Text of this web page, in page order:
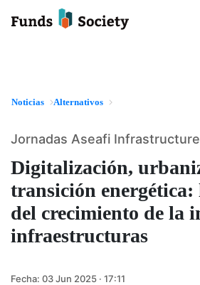
Noticias Alternativos
Digitalización,
transición energética:
del crecimiento de la
infraestructuras
Jornadas Aseafi
Fecha: 03 Jun 2025 · 17:11